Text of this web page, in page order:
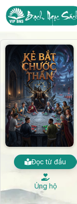
Đọc từ đầu
Ủng hộ